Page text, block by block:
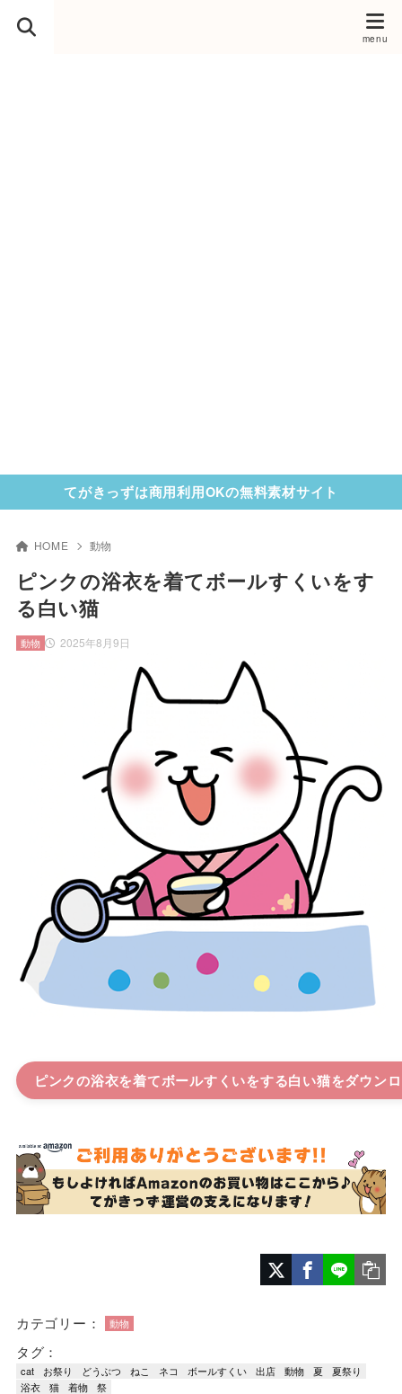
てがきっずは商用利用OKの無料素材サイト
HOME 動物
ピンクの浴衣を着てボールすくいをす
る白い猫
2025年8月9日
動物
ピンクの浴衣を着てボールすくいをする白い猫
カテゴリー： 動物
タグ：
cat お祭り どうぶつ ねこ ネコ ボールすくい 出店 動物 夏
夏祭り
浴衣
猫 着物 祭